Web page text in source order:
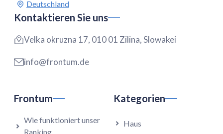
Kontaktieren Sie uns
Velka okruzna 17, 010 01 Zilina, Slowakei
info@frontum.de
Frontum
Wie funktioniert unser
Ranking
Kategorien
Haus